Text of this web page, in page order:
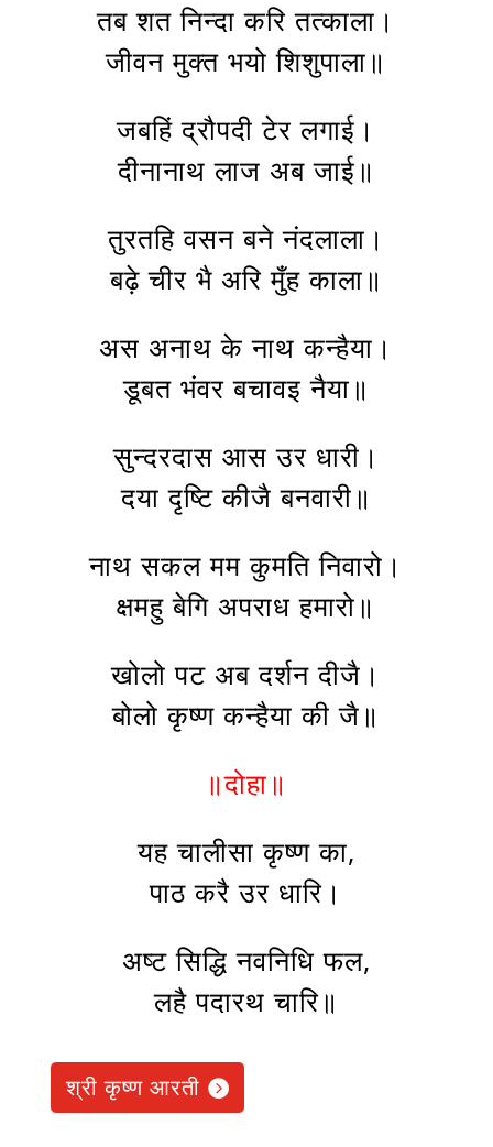
तब शत निन्दा करि तत्काला।
जीवन मुक्त भयो शिशुपाला॥
जबहिं द्रौपदी टेर लगाई।
दीनानाथ लाज अब जाई॥
तुरतहि वसन बने नंदलाला।
बढ़े चीर भै अरि मुँह काला॥
अस अनाथ के नाथ कन्हैया।
डूबत भंवर बचावइ नैया॥
सुन्दरदास आस उर धारी।
दया दृष्टि कीजै बनवारी॥
नाथ सकल मम कुमति निवारो।
क्षमहु बेगि अपराध हमारो॥
खोलो पट अब दर्शन दीजै।
बोलो कृष्ण कन्हैया की जै॥
॥दोहा॥
यह चालीसा कृष्ण का,
पाठ करै उर धारि।
अष्ट सिद्धि नवनिधि फल,
लहै पदारथ चारि॥
श्री कृष्ण आरती